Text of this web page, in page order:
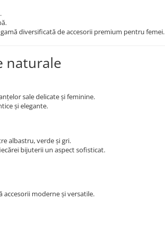
diversificată de accesorii premium pentru femei.
naturale
sale delicate și feminine.
și elegante.
albastru, verde și gri.
bijuterii un aspect sofisticat.
moderne și versatile.